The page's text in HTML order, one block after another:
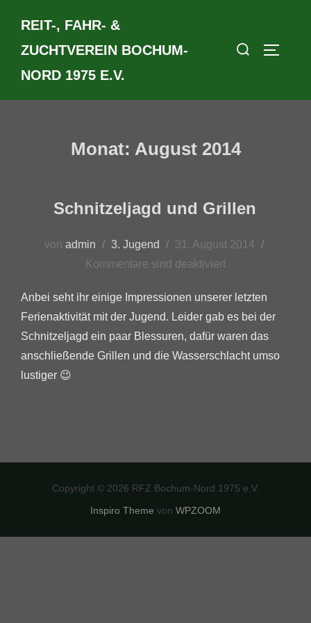
Inhalt
springen
REIT-, FAHR- &
ZUCHTVEREIN BOCHUM-
NORD 1975 E.V.
Suchen
Monat: August 2014
Schnitzeljagd und Grillen
von admin 3. Jugend
Veröffentlicht
am
31. August 2014
Kommentare sind deaktiviert
Anbei seht ihr einige Impressionen unserer letzten
Ferienaktivität mit der Jugend. Leider gab es bei der
Schnitzeljagd ein paar Blessuren, dafür waren das
anschließende Grillen und die Wasserschlacht umso
lustiger 😉
Copyright © 2026 RFZ Bochum-Nord 1975 e.V.
Inspiro Theme von WPZOOM